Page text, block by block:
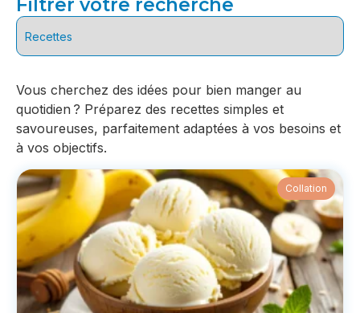
Filtrer votre recherche
Vous cherchez des idées pour bien manger au
quotidien ? Préparez des recettes simples et
savoureuses, parfaitement adaptées à vos besoins et
à vos objectifs.
Collation